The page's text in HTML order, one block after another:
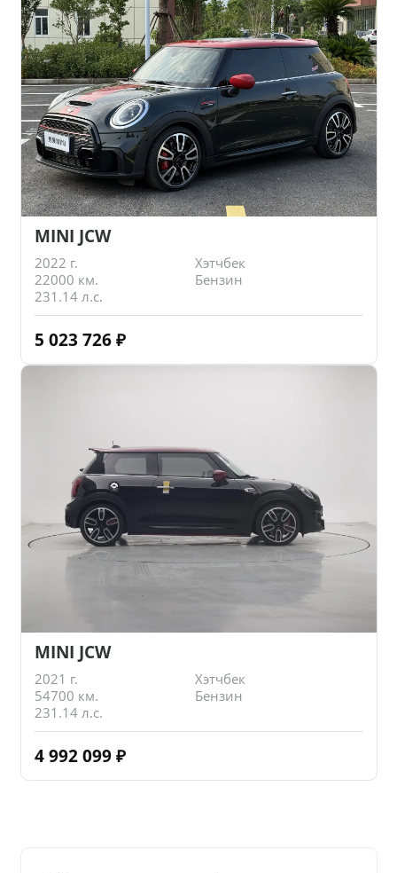
MINI JCW
2022 г.
Хэтчбек
22000 км.
Бензин
231.14 л.с.
5 023 726 ₽
MINI JCW
2021 г.
Хэтчбек
54700 км.
Бензин
231.14 л.с.
4 992 099 ₽